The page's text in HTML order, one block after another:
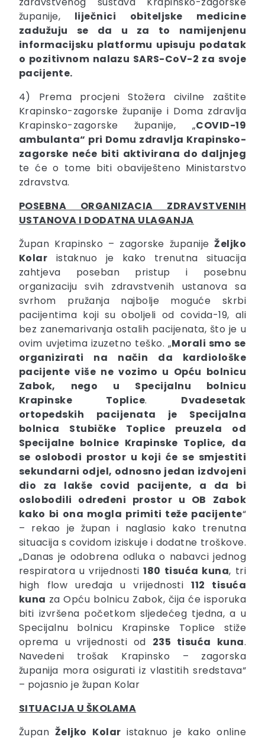
županije, liječnici obiteljske medicine
zadužuju se da u za to namijenjenu
informacijsku platformu upisuju podatak
o pozitivnom nalazu SARS-CoV-2 za svoje
pacijente.
4) Prema procjeni Stožera civilne zaštite
Krapinsko-zagorske županije i Doma zdravlja
Krapinsko-zagorske županije, „COVID-19
ambulanta“ pri Domu zdravlja Krapinsko-
zagorske neće biti aktivirana do daljnjeg
te će o tome biti obaviješteno Ministarstvo
zdravstva.
POSEBNA ORGANIZACIA ZDRAVSTVENIH
USTANOVA I DODATNA ULAGANJA
Župan Krapinsko – zagorske županijeŽeljko
Kolar istaknuo je kako trenutna situacija
zahtjeva poseban pristup i posebnu
organizaciju svih zdravstvenih ustanova sa
svrhom pružanja najbolje moguće skrbi
pacijentima koji su oboljeli od covida-19, ali
bez zanemarivanja ostalih pacijenata, što je u
ovim uvjetima izuzetno teško. „Morali smo se
organizirati na način da kardiološke
pacijente više ne vozimo u Opću bolnicu
Zabok, nego u Specijalnu bolnicu
Krapinske Toplice. Dvadesetak
ortopedskih pacijenata je Specijalna
bolnica Stubičke Toplice preuzela od
Specijalne bolnice Krapinske Toplice, da
se oslobodi prostor u koji će se smjestiti
sekundarni odjel, odnosno jedan izdvojeni
dio za lakše covid pacijente, a da bi
oslobodili određeni prostor u OB Zabok
kako bi ona mogla primiti teže pacijente“
– rekao je župan i naglasio kako trenutna
situacija s covidom iziskuje i dodatne troškove.
„Danas je odobrena odluka o nabavci jednog
respiratora u vrijednosti180 tisuća kuna, tri
high flow uređaja u vrijednosti112 tisuća
kuna za Opću bolnicu Zabok, čija će isporuka
biti izvršena početkom sljedećeg tjedna, a u
Specijalnu bolnicu Krapinske Toplice stiže
oprema u vrijednosti od 235 tisuća kuna.
Navedeni trošak Krapinsko – zagorska
županija mora osigurati iz vlastitih sredstava“
– pojasnio je župan Kolar
SITUACIJA U ŠKOLAMA
Župan Željko Kolar istaknuo je kako online